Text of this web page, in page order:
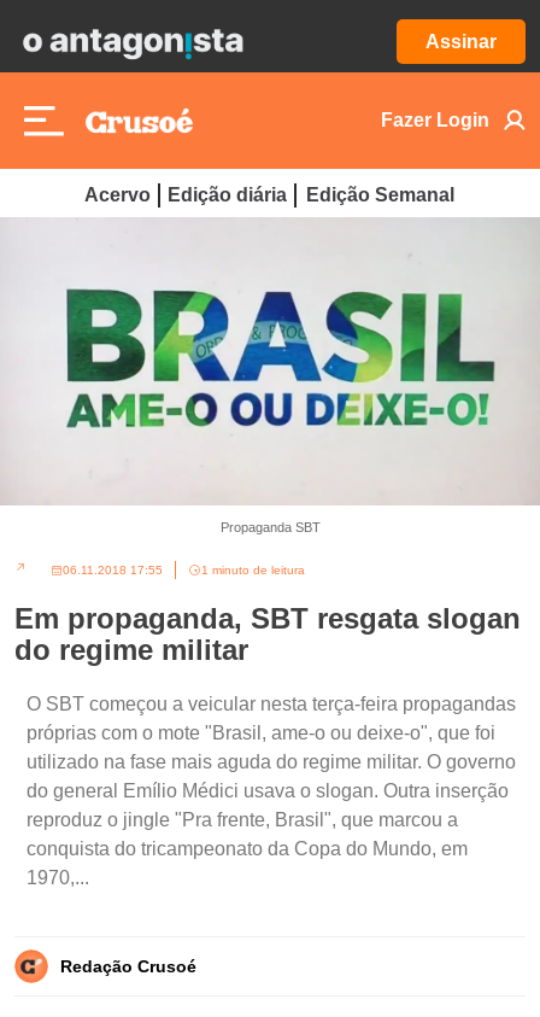
Assinar
Fazer Login
Acervo Edição diária Edição Semanal
Propaganda SBT
06.11.2018 17:55 1 minuto de leitura
Em propaganda, SBT resgata slogan
do regime militar
O SBT começou a veicular nesta terça-feira propagandas
próprias com o mote "Brasil, ame-o ou deixe-o", que foi
utilizado na fase mais aguda do regime militar. O governo
do general Emílio Médici usava o slogan. Outra inserção
reproduz o jingle "Pra frente, Brasil", que marcou a
conquista do tricampeonato da Copa do Mundo, em
1970,...
Redação Crusoé